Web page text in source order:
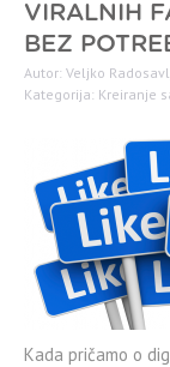
VIRALNIH
BEZ
Autor: Veljko
Kategorija: Kreiranje
Kada pričamo o